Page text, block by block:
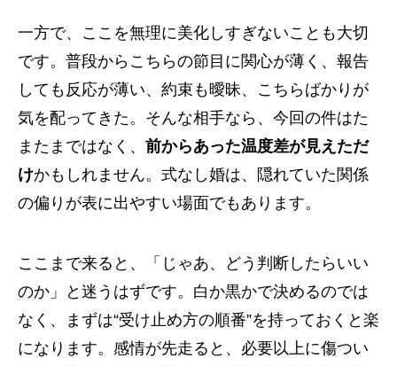
一方で、ここを無理に美化しすぎないことも大切
です。普段からこちらの節目に関心が薄く、報告
しても反応が薄い、約束も曖昧、こちらばかりが
気を配ってきた。そんな相手なら、今回の件はた
またまではなく、 前からあった温度差が見えただ
けかもしれません。式なし婚は、隠れていた関係
の偏りが表に出やすい場面でもあります。
ここまで来ると、「じゃあ、どう判断したらいい
のか」と迷うはずです。白か黒かで決めるのでは
なく、まずは“受け止め方の順番”を持っておくと楽
になります。感情が先走ると、必要以上に傷つい